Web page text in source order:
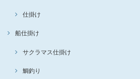
仕掛け
船仕掛け
サクラマス仕掛け
鯛釣り